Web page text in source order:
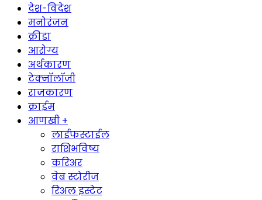
देश-विदेश
मनोरंजन
क्रीडा
आरोग्य
अर्थकारण
टेक्नॉलॉजी
राजकारण
क्राईम
आणखी +
लाईफस्टाईल
राशिभविष्य
करिअर
वेब स्टोरीज
रिअल इस्टेट